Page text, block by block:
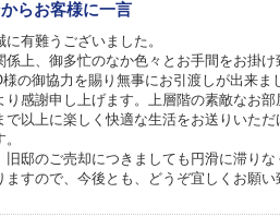
らお客様に一言
に有難うございました。
係上、御多忙のなか色々とお手間をお掛け
様の御協力を賜り無事にお引渡しが出来ま
り感謝申し上げます。上層階の素敵なお部
で以上に楽しく快適な生活をお送りいただ
旧邸のご売却につきましても円滑に滞りな
ますので、今後とも、どうぞ宜しくお願い